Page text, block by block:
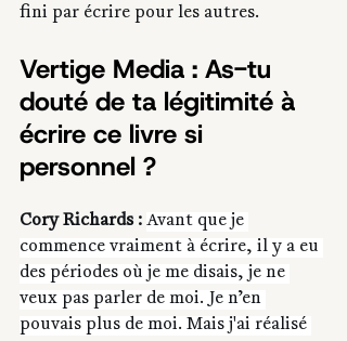
fini par écrire pour les autres.
Vertige Media : As-tu
douté de ta légitimité à
écrire ce livre si
personnel ?
Cory Richards : Avant que je
commence vraiment à écrire, il y a eu
des périodes où je me disais, je ne
veux pas parler de moi. Je n’en
pouvais plus de moi. Mais j'ai réalisé